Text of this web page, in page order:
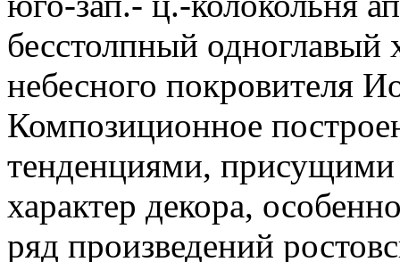
бесстолпный
небесного покровителя
Композиционное
тенденциями, присущими
характер декора,
ряд произведений